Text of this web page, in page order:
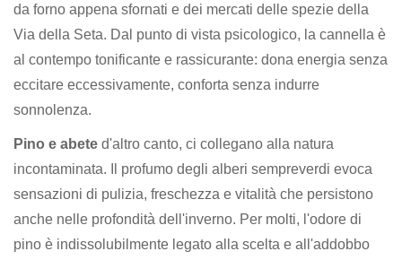
da forno appena sfornati e dei mercati delle spezie della
Via della Seta. Dal punto di vista psicologico, la cannella è
al contempo tonificante e rassicurante: dona energia senza
eccitare eccessivamente, conforta senza indurre
sonnolenza.
Pino e abete d'altro canto, ci collegano alla natura
incontaminata. Il profumo degli alberi sempreverdi evoca
sensazioni di pulizia, freschezza e vitalità che persistono
anche nelle profondità dell'inverno. Per molti, l'odore di
pino è indissolubilmente legato alla scelta e all'addobbo